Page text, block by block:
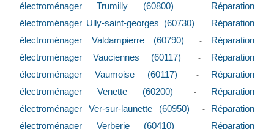
électroménager Trumilly (60800)
-
Réparation
électroménager Ully-saint-georges (60730)
- Réparation
électroménager Valdampierre (60790)
-
Réparation
électroménager Vauciennes (60117)
-
Réparation
électroménager Vaumoise (60117)
-
Réparation
électroménager Venette (60200)
-
Réparation
électroménager Ver-sur-launette (60950)
-
Réparation
électroménager Verberie (60410)
-
Réparation